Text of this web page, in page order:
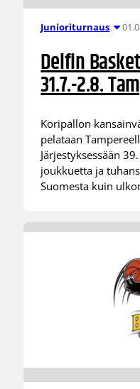
Junioriturnaus
Delfin
31.7.-2.8.
Koripallon
pelataan
Järjestyksessään
joukkuetta ja
Suomesta kuin